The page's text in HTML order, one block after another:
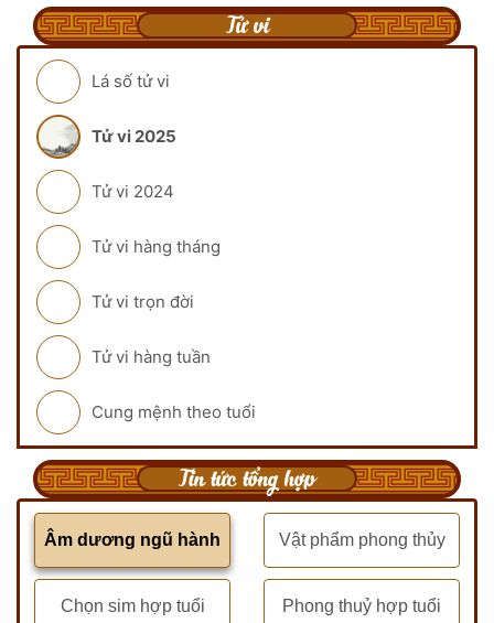
Tử vi
Lá số tử vi
Tử vi 2025
Tử vi 2024
Tử vi hàng tháng
Tử vi trọn đời
Tử vi hàng tuần
Cung mệnh theo tuổi
Tin tức tổng hợp
Âm dương ngũ hành Vật phẩm phong thủy
Chọn sim hợp tuổi Phong thuỷ hợp tuổi